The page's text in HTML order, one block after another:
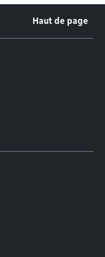
Haut de page